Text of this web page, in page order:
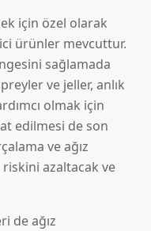
için özel olarak
ürünler mevcuttur.
sağlamada
ve jeller, anlık
olmak için
edilmesi de son
ve ağız
riskini azaltacak ve
de ağız